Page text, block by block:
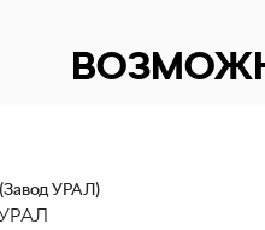
УРАЛ)
УРАЛ